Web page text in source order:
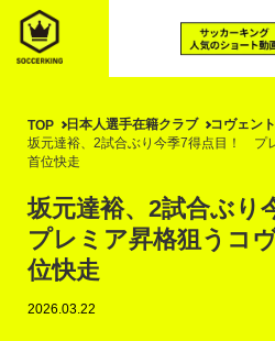
TOP 日本人選手在籍クラブ コヴェン
坂元達裕、2試合ぶり今季7得点目！ プ
首位快走
坂元達裕、2試合ぶり
プレミア昇格狙うコ
位快走
2026.03.22